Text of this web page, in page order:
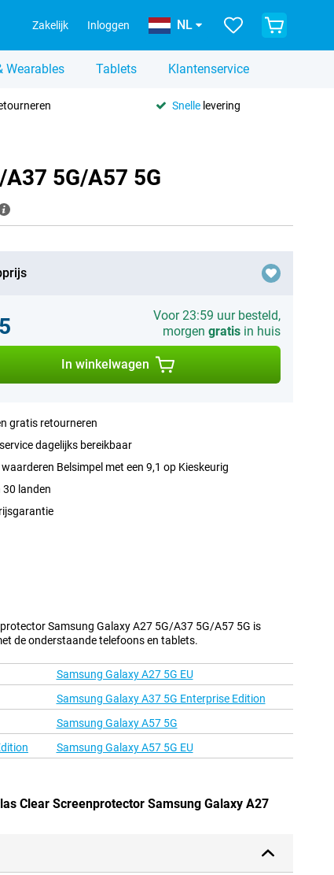
Zakelijk Inloggen NL
Wearables Tablets Klantenservice
Snellelevering
5G/A57 5G
Voor 23:59 uur besteld,
morgen gratisin huis
In winkelwagen
gratis retourneren
dagelijks bereikbaar
Belsimpel met een 9,1 op Kieskeurig
30 landen
Samsung Galaxy A27 5G/A37 5G/A57 5G is
de onderstaande telefoons en tablets.
Samsung Galaxy A27 5G EU
Samsung Galaxy A37 5G Enterprise Edition
Samsung Galaxy A57 5G
Samsung Galaxy A57 5G EU
Clear Screenprotector Samsung Galaxy A27